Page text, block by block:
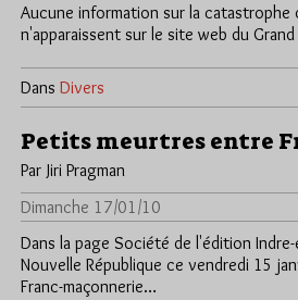
Aucune information sur la catastrophe
n'apparaissent sur le site web du
Dans Divers
Petits meurtres entre
Par Jiri Pragman
Dimanche 17/01/10
Dans la page Société de l'édition
Nouvelle République ce vendredi 15
Franc-maçonnerie…